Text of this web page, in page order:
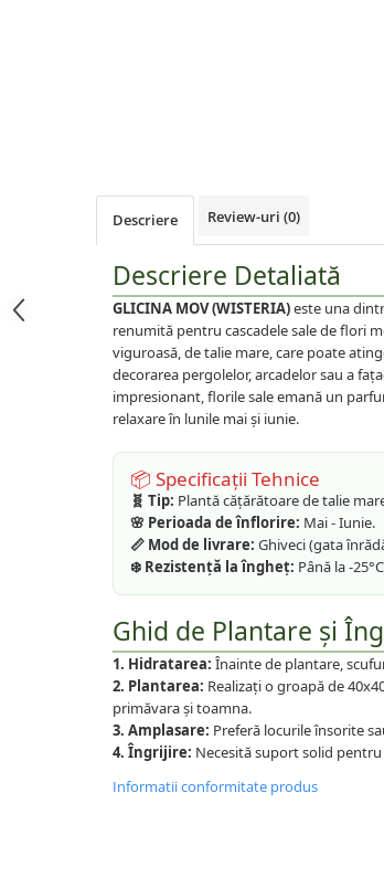
Descriere Review-uri (0)
Descriere Detaliată
GLICINA MOV (WISTERIA)este una
renumită pentru cascadele sale de flori
viguroasă, de talie mare, care poate
decorarea pergolelor, arcadelor sau a
impresionant, florile sale emană un
relaxare în lunile mai și iunie.
📦 Specificații Tehnice
🧬 Tip: Plantă cățărătoare de talie
🌸 Perioada de înflorire: Mai - Iunie.
📏 Mod de livrare: Ghiveci (gata
❄️ Rezistență la îngheț: Până la -
Ghid de Plantare și
1. Hidratarea: Înainte de plantare,
2. Plantarea: Realizați o groapă de
primăvara și toamna.
3. Amplasare: Preferă locurile însorite
4. Îngrijire: Necesită suport solid
Informatii conformitate produs